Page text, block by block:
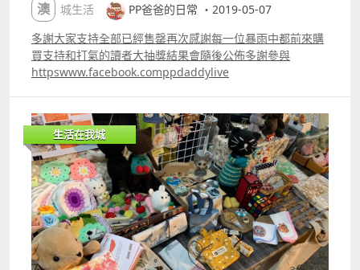
澳城生活
PP爸爸的日常 ・2019-05-07
多謝大家支持全部已經售罄再次感謝每一位暴雨中都前來購
買支持和打氣的讀者大抽獎結果會隨後公佈多謝參與
httpswww.facebook.comppdaddylive
生活在我城